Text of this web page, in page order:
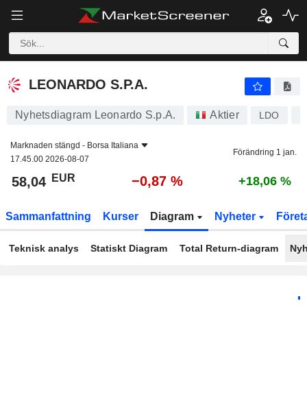
LEONARDO S.P.A.
LEONARDO S.P.A.
Nyhetsdiagram Leonardo S.p.A. Aktier LDO
Marknaden stängd - Borsa Italiana
17.45.00 2026-08-07
Förändring 1 jan.
58,04 EUR −0,87 % +18,06 %
Sammanfattning Kurser Diagram Nyheter
Teknisk analys Statiskt Diagram Total Return-diagram